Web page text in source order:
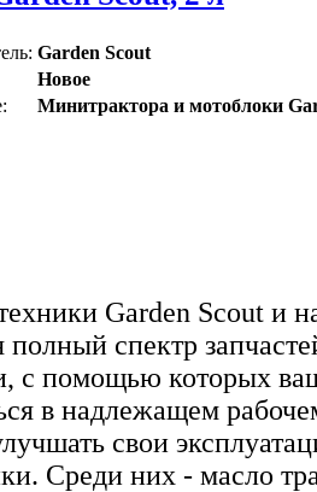
Garden Scout
Новое
Минитрактора и мотоблоки
Garden Scout и
полный спектр
с помощью которых
в надлежащем
свои
Среди них - масло